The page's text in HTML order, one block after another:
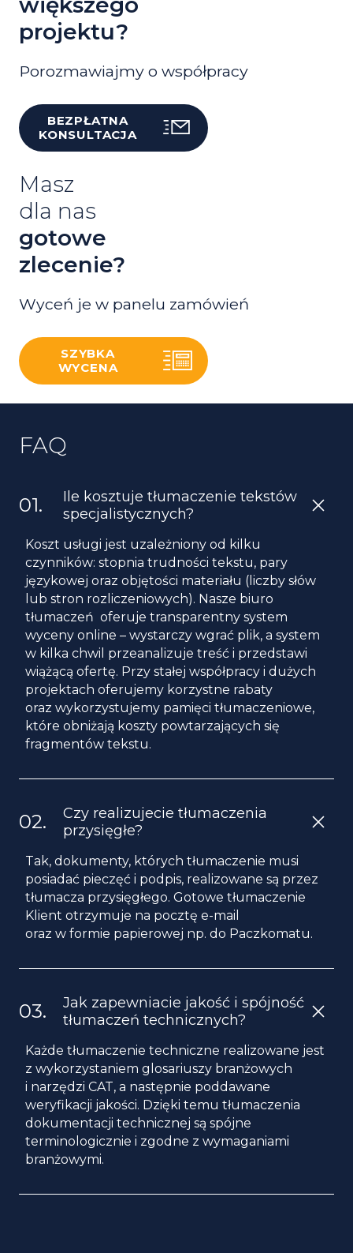
projektu?
Porozmawiajmy o współpracy
BEZPŁATNA
KONSULTACJA
Masz
dla nas
gotowe
zlecenie?
Wyceń je w panelu zamówień
SZYBKA
WYCENA
FAQ
Ile kosztuje tłumaczenie tekstów
specjalistycznych?
Koszt usługi jest uzależniony od kilku
czynników: stopnia trudności tekstu, pary
językowej oraz objętości materiału (liczby słów
lub stron rozliczeniowych). Nasze biuro
tłumaczeń oferuje transparentny system
wyceny online – wystarczy wgrać plik, a system
w kilka chwil przeanalizuje treść i przedstawi
wiążącą ofertę. Przy stałej współpracy i dużych
projektach oferujemy korzystne rabaty
oraz wykorzystujemy pamięci tłumaczeniowe,
które obniżają koszty powtarzających się
fragmentów tekstu.
Czy realizujecie tłumaczenia
przysięgłe?
Tak, dokumenty, których tłumaczenie musi
posiadać pieczęć i podpis, realizowane są przez
tłumacza przysięgłego. Gotowe tłumaczenie
Klient otrzymuje na pocztę e-mail
oraz w formie papierowej np. do Paczkomatu.
Jak zapewniacie jakość i spójność
tłumaczeń technicznych?
Każde tłumaczenie techniczne realizowane jest
z wykorzystaniem glosariuszy branżowych
i narzędzi CAT, a następnie poddawane
weryfikacji jakości. Dzięki temu tłumaczenia
dokumentacji technicznej są spójne
terminologicznie i zgodne z wymaganiami
branżowymi.